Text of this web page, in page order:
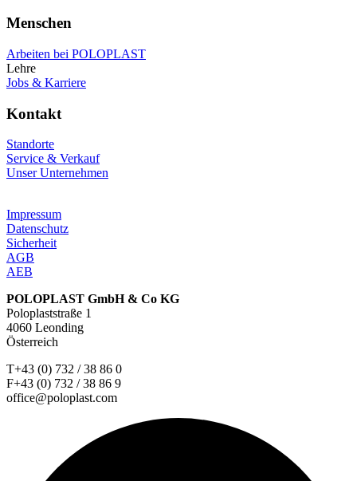
Menschen
Arbeiten bei POLOPLAST
Lehre
Jobs & Karriere
Kontakt
Standorte
Service & Verkauf
Unser Unternehmen
Impressum
Datenschutz
Sicherheit
AGB
AEB
POLOPLAST GmbH & Co KG
Poloplaststraße 1
4060 Leonding
Österreich
T+43 (0) 732 / 38 86 0
F+43 (0) 732 / 38 86 9
office@poloplast.com